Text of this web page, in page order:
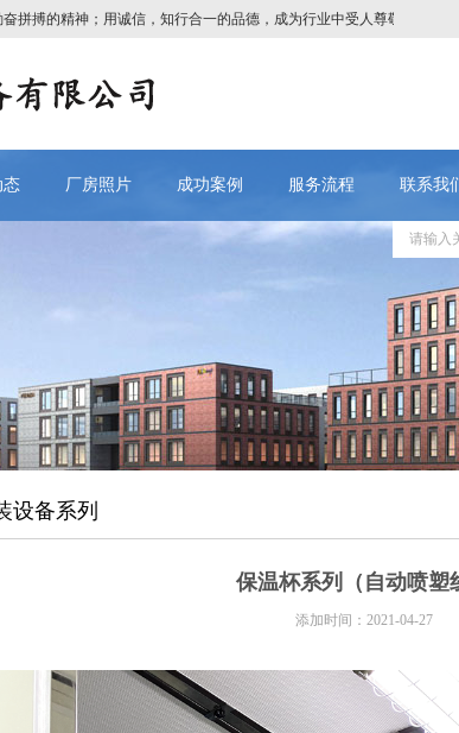
的精神；用诚信，知行合一的品德，成为行业中受人尊敬的企业！
态 厂房照片 成功案例 服务流程 联系我
设备系列
保温杯系列（自动喷塑
添加时间：2021-04-27